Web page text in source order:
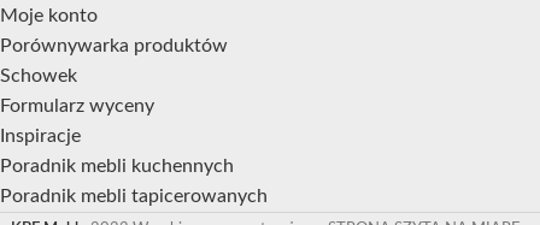
Moje konto
Porównywarka produktów
Schowek
Formularz wyceny
Inspiracje
Poradnik mebli kuchennych
Poradnik mebli tapicerowanych